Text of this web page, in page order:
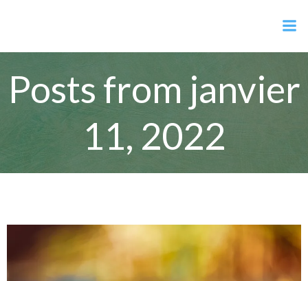
Posts from janvier
11, 2022